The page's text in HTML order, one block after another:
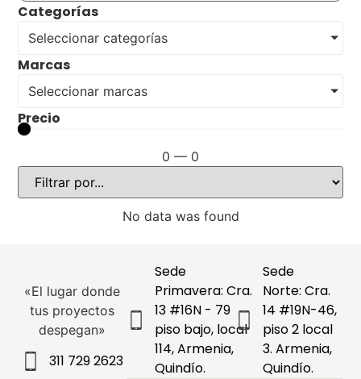
Categorías
Seleccionar categorías
Marcas
Seleccionar marcas
Precio
0 — 0
No data was found
«El lugar donde
tus proyectos
despegan»
311 729 2623
Sede
Primavera: Cra.
13 #16N - 79
piso bajo, local
114, Armenia,
Quindío.
Sede
Norte: Cra.
14 #19N-46,
piso 2 local
3. Armenia,
Quindío.